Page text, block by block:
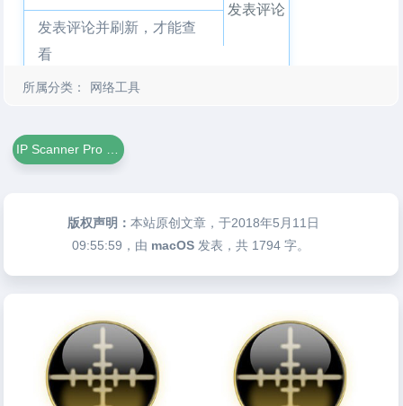
发表评论并刷新，才能查
看
发表评论
所属分类： 网络工具
版权声明：本站原创文章，于2018年5月11日
09:55:59 ，由 macOS 发表，共 1794 字。